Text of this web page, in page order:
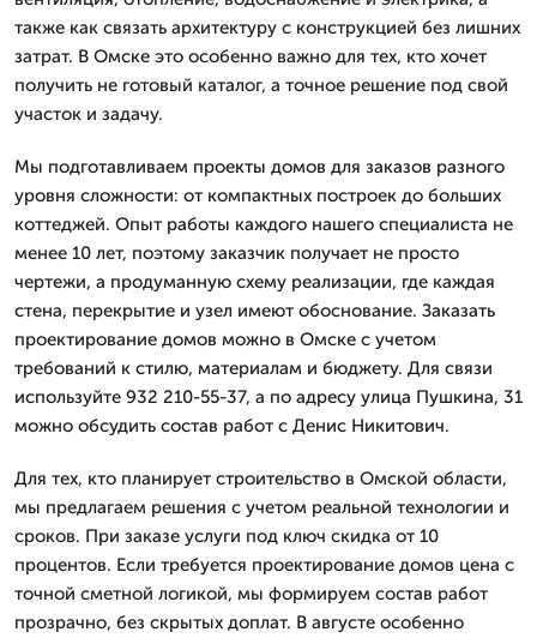
также как связать архитектуру с конструкцией без лишних
затрат. В Омске это особенно важно для тех, кто хочет
получить не готовый каталог, а точное решение под свой
участок и задачу.
Мы подготавливаем проекты домов для заказов разного
уровня сложности: от компактных построек до больших
коттеджей. Опыт работы каждого нашего специалиста не
менее 10 лет, поэтому заказчик получает не просто
чертежи, а продуманную схему реализации, где каждая
стена, перекрытие и узел имеют обоснование. Заказать
проектирование домов можно в Омске с учетом
требований к стилю, материалам и бюджету. Для связи
используйте 932 210-55-37, а по адресу улица Пушкина, 31
можно обсудить состав работ с Денис Никитович.
Для тех, кто планирует строительство в Омской области,
мы предлагаем решения с учетом реальной технологии и
сроков. При заказе услуги под ключ скидка от 10
процентов. Если требуется проектирование домов цена с
точной сметной логикой, мы формируем состав работ
прозрачно, без скрытых доплат. В августе особенно